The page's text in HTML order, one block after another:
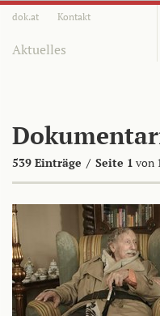
dok.at Kontakt
Aktuelles
539 Einträge / Seite 1 von